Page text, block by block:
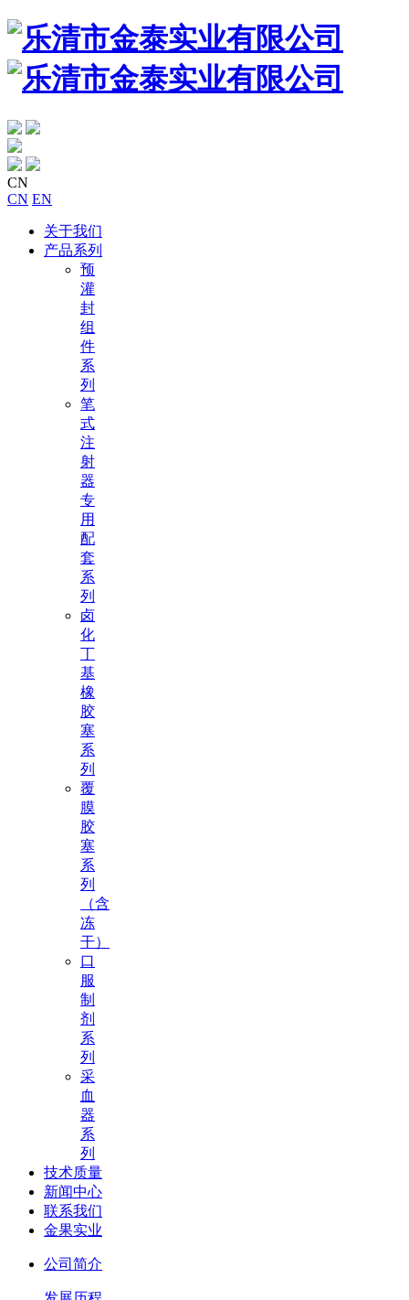
CN
CN EN
关于我们
产品系列
预
灌
封
组
件
系
列
笔
式
注
射
器
专
用
配
套
系
列
卤
化
丁
基
橡
胶
塞
系
列
覆
膜
胶
塞
系
列
（含
冻
干）
口
服
制
剂
系
列
采
血
器
系
列
技术质量
新闻中心
联系我们
金果实业
公司简介